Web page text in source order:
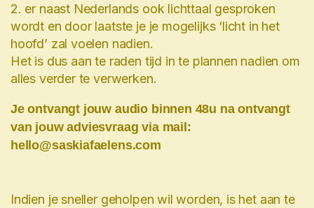
2. er naast Nederlands ook lichttaal gesproken
wordt en door laatste je je mogelijks ‘licht in het
hoofd’ zal voelen nadien.
Het is dus aan te raden tijd in te plannen nadien om
alles verder te verwerken.
Je ontvangt jouw audio binnen 48u na ontvangt
van jouw adviesvraag via mail:
hello@saskiafaelens.com
Indien je sneller geholpen wil worden, is het aan te